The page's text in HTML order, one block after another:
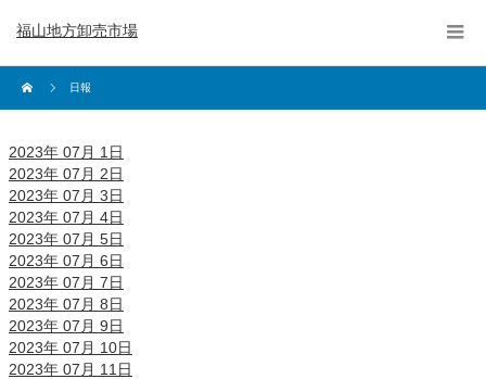
福山地方卸売市場
日報
2023年 07月 1日
2023年 07月 2日
2023年 07月 3日
2023年 07月 4日
2023年 07月 5日
2023年 07月 6日
2023年 07月 7日
2023年 07月 8日
2023年 07月 9日
2023年 07月 10日
2023年 07月 11日